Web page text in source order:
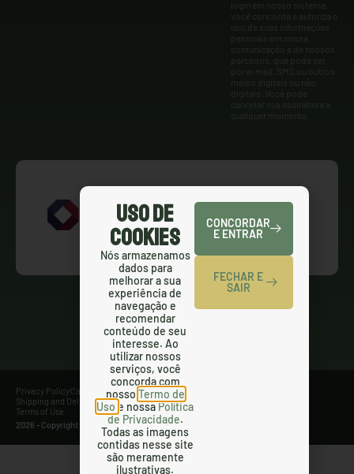
login em nosso sistema,
você concorda e autoriza o
uso de suas informações
pessoais em nossa
comunicação e de nossos
parceiros, que pode ser
por e-mail, SMS ou outros
meios digitais ou não
digitais. Você pode
cancelar sua assinatura a
qualquer momento.
Privacy PolicyCancellation PolicyRefund Policy
Shipping and Delivery PolicySMS Terms and Conditions
Terms of Use
2026 - Copyright Gringas - All Right Reserved.
Uso de
Cookies
Nós armazenamos
dados para
melhorar a sua
experiência de
navegação e
recomendar
conteúdo de seu
interesse. Ao
utilizar nossos
serviços, você
concorda com
nosso Termo de
Uso e nossaPolítica
de Privacidade.
Todas as imagens
contidas nesse site
são meramente
ilustrativas.
CONCORDAR
E ENTRAR
FECHAR E
SAIR